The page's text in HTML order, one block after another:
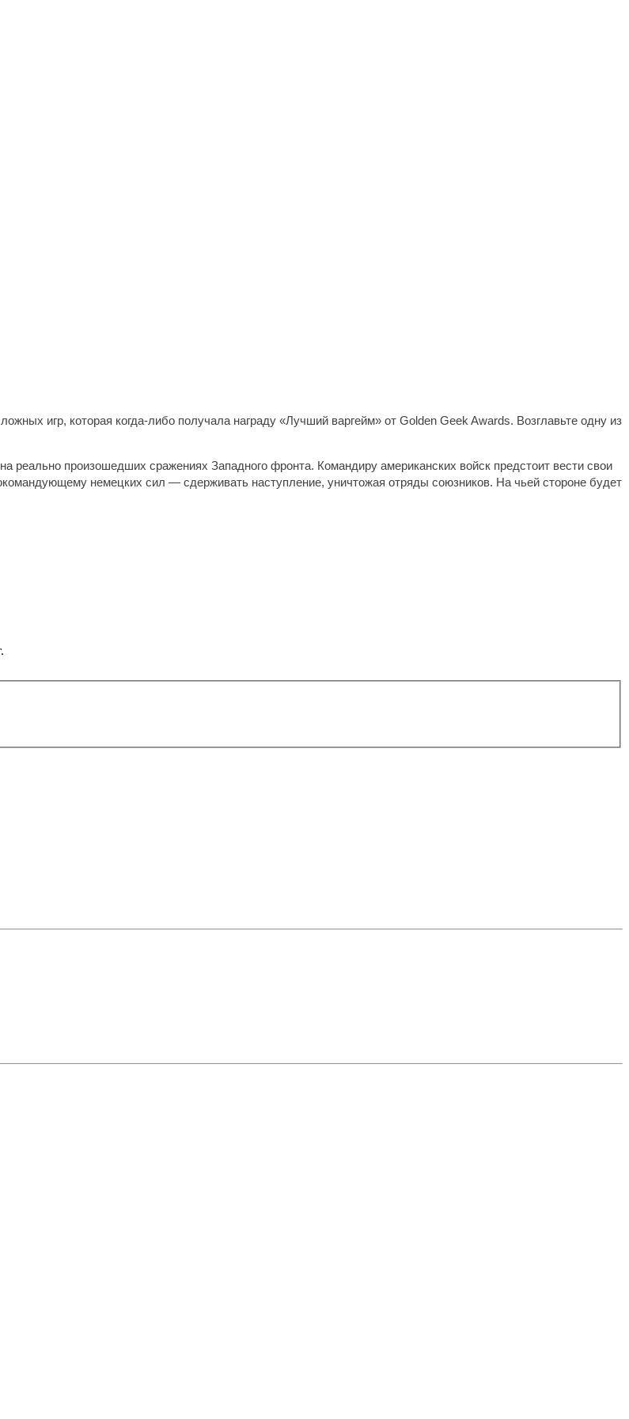
игр, которая когда-либо получала награду «Лучший варгейм» от Golden Geek Awards. Возглавьте одну из
произошедших сражениях Западного фронта. Командиру американских войск предстоит вести свои
немецких сил — сдерживать наступление, уничтожая отряды союзников. На чьей стороне будет